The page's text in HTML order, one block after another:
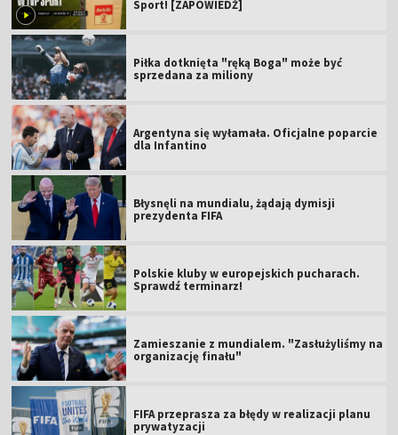
Sport! [ZAPOWIEDŹ]
Piłka dotknięta "ręką Boga" może być
sprzedana za miliony
Argentyna się wyłamała. Oficjalne poparcie
dla Infantino
Błysnęli na mundialu, żądają dymisji
prezydenta FIFA
Polskie kluby w europejskich pucharach.
Sprawdź terminarz!
Zamieszanie z mundialem. "Zasłużyliśmy na
organizację finału"
FIFA przeprasza za błędy w realizacji planu
prywatyzacji